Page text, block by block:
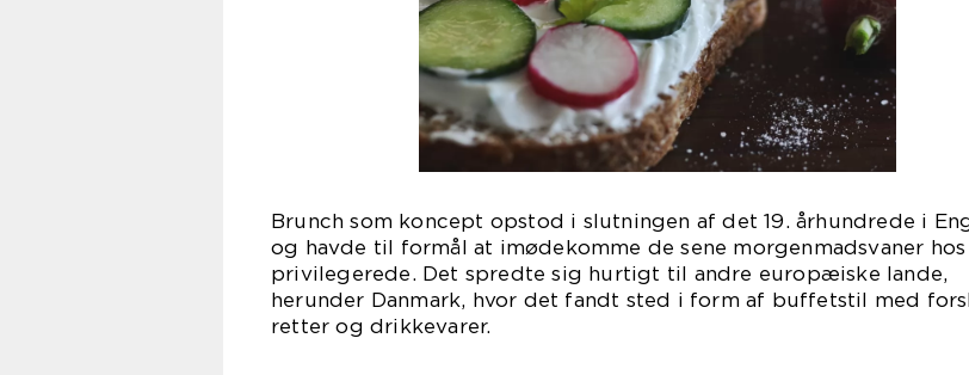
Brunch som koncept opstod i slutningen af det 19. århundrede i
og havde til formål at imødekomme de sene morgenmadsvaner
privilegerede. Det spredte sig hurtigt til andre europæiske lande,
herunder Danmark, hvor det fandt sted i form af buffetstil med
retter og drikkevarer.